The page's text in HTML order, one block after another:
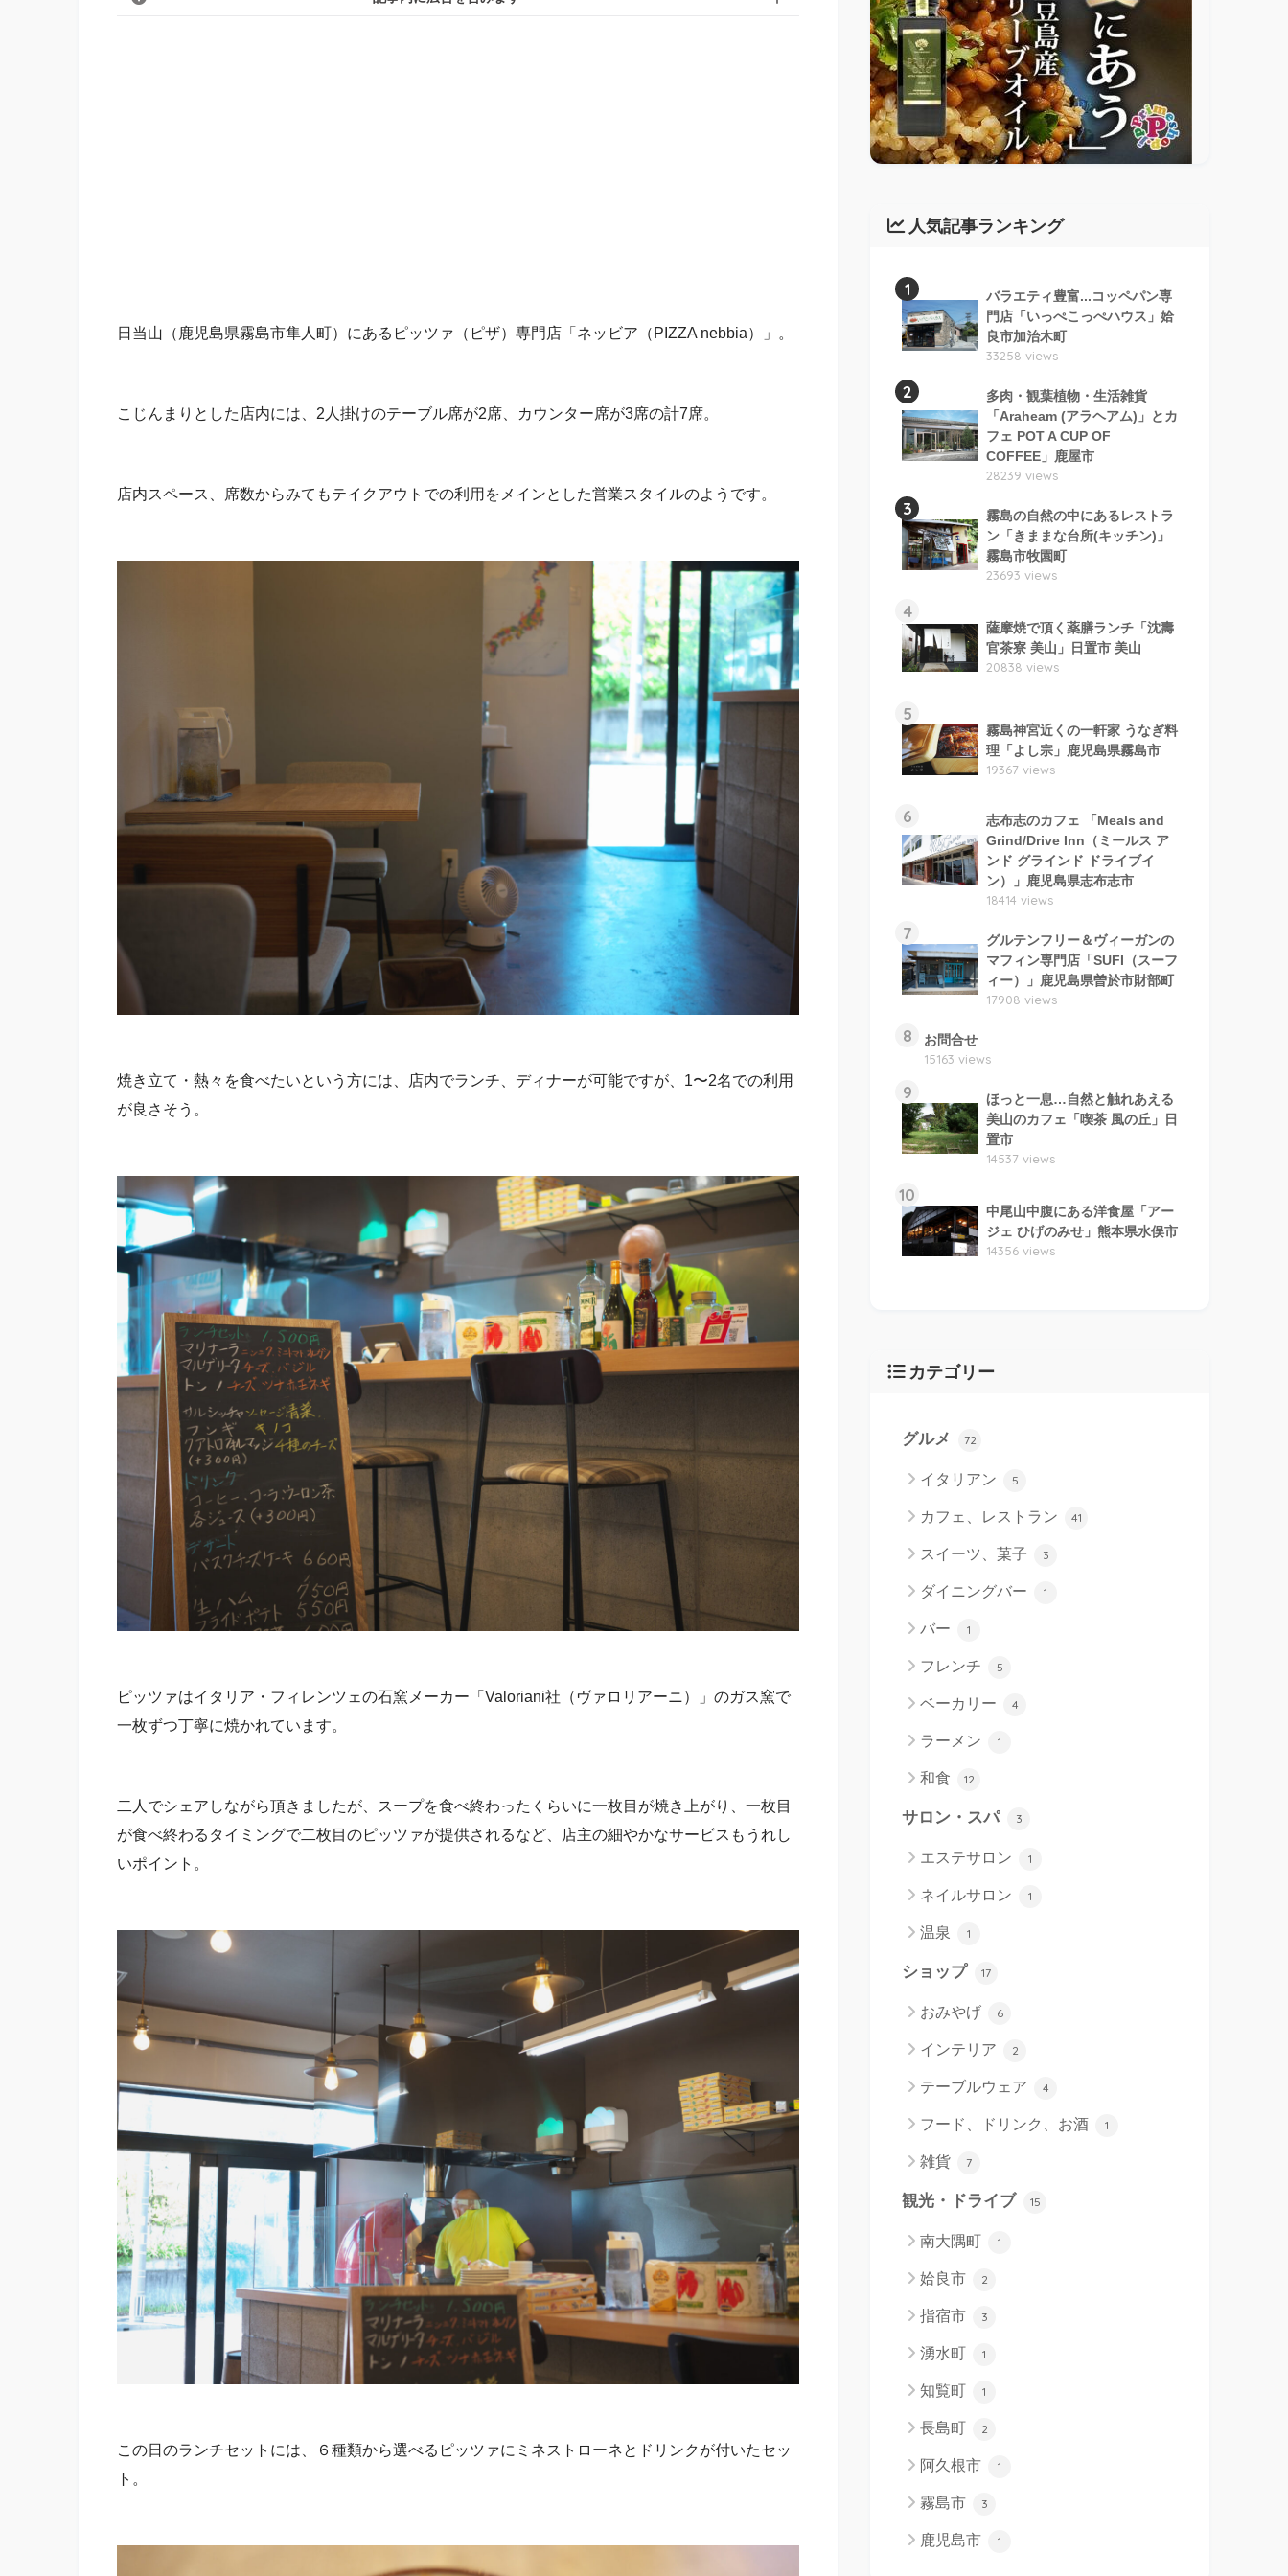
日当山（鹿児島県霧島市隼人町）にあるピッツァ（ピザ）専門店「ネッビア（PIZZA nebbia）」。
こじんまりとした店内には、2人掛けのテーブル席が2席、カウンター席が3席の計7席。
店内スペース、席数からみてもテイクアウトでの利用をメインとした営業スタイルのようです。
焼き立て・熱々を食べたいという方には、店内でランチ、ディナーが可能ですが、1〜2名での利用
が良さそう。
ピッツァはイタリア・フィレンツェの石窯メーカー「Valoriani社（ヴァロリアーニ）」のガス窯で
一枚ずつ丁寧に焼かれています。
二人でシェアしながら頂きましたが、スープを食べ終わったくらいに一枚目が焼き上がり、一枚目
が食べ終わるタイミングで二枚目のピッツァが提供されるなど、店主の細やかなサービスもうれし
いポイント。
この日のランチセットには、６種類から選べるピッツァにミネストローネとドリンクが付いたセッ
ト。
人気記事ランキング
1
バラエティ豊富...コッペパン専
門店「いっぺこっぺハウス」姶
良市加治木町
33258 views
2
多肉・観葉植物・生活雑貨
「Araheam (アラヘアム)」とカ
フェ POT A CUP OF
COFFEE」鹿屋市
28239 views
3
霧島の自然の中にあるレストラ
ン「きままな台所(キッチン)」
霧島市牧園町
23693 views
4
薩摩焼で頂く薬膳ランチ「沈壽
官茶寮 美山」日置市 美山
20838 views
5
霧島神宮近くの一軒家 うなぎ料
理「よし宗」鹿児島県霧島市
19367 views
6
志布志のカフェ 「Meals and
Grind/Drive Inn（ミールス ア
ンド グラインド ドライブイ
ン）」鹿児島県志布志市
18414 views
7
グルテンフリー＆ヴィーガンの
マフィン専門店「SUFI（スーフ
ィー）」鹿児島県曽於市財部町
17908 views
8
お問合せ
15163 views
9
ほっと一息…自然と触れあえる
美山のカフェ「喫茶 風の丘」日
置市
14537 views
10
中尾山中腹にある洋食屋「アー
ジェ ひげのみせ」熊本県水俣市
14356 views
カテゴリー
グルメ 72
イタリアン 5
カフェ、レストラン 41
スイーツ、菓子 3
ダイニングバー 1
バー 1
フレンチ 5
ベーカリー 4
ラーメン 1
和食 12
サロン・スパ 3
エステサロン 1
ネイルサロン 1
温泉 1
ショップ 17
おみやげ 6
インテリア 2
テーブルウェア 4
フード、ドリンク、お酒 1
雑貨 7
観光・ドライブ 15
南大隅町 1
姶良市 2
指宿市 3
湧水町 1
知覧町 1
長島町 2
阿久根市 1
霧島市 3
鹿児島市 1